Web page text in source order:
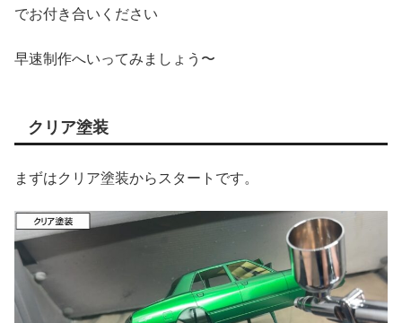
でお付き合いください
早速制作へいってみましょう〜
クリア塗装
まずはクリア塗装からスタートです。